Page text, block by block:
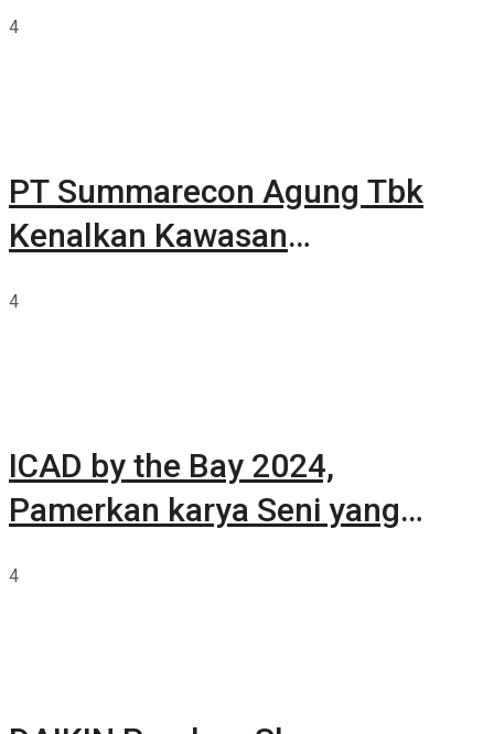
4
PT Summarecon Agung Tbk
Kenalkan Kawasan
4
ICAD by the Bay 2024,
Pamerkan karya Seni yang
4